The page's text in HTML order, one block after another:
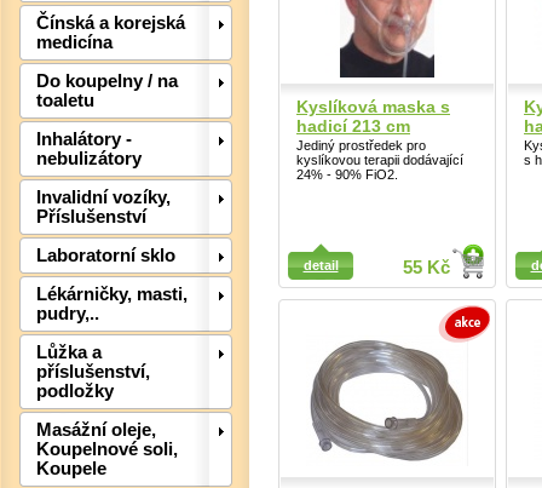
Čínská a korejská
medicína
Do koupelny / na
toaletu
Inhalátory -
nebulizátory
Invalidní vozíky,
Příslušenství
Laboratorní sklo
Lékárničky, masti,
pudry,..
Lůžka a
příslušenství,
podložky
Masážní oleje,
Koupelnové soli,
Koupele
Kyslíková maska s
hadicí 213 cm
Jediný prostředek pro
kyslíkovou terapii dodávající
24% - 90% FiO2.
55 Kč
detail
s
Detail
Detail